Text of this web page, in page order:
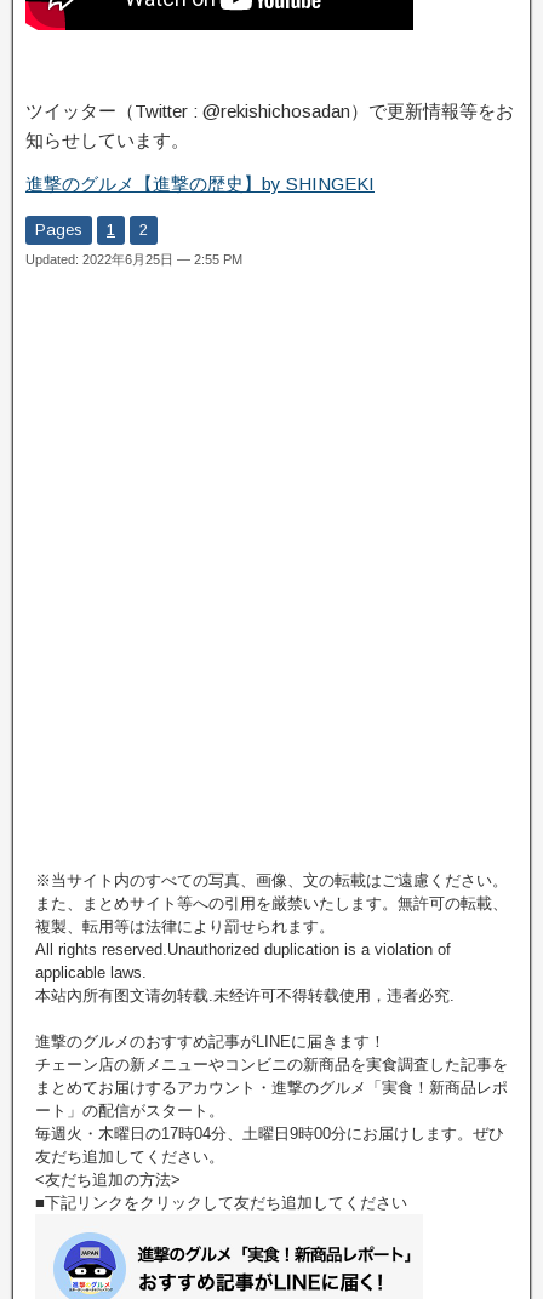
ツイッター（Twitter : @rekishichosadan）で更新情報等をお
知らせしています。
進撃のグルメ【進撃の歴史】by SHINGEKI
Pages 1 2
Updated: 2022年6月25日 — 2:55 PM
※当サイト内のすべての写真、画像、文の転載はご遠慮ください。
また、まとめサイト等への引用を厳禁いたします。無許可の転載、
複製、転用等は法律により罰せられます。
All rights reserved.Unauthorized duplication is a violation of
applicable laws.
本站內所有图文请勿转载.未经许可不得转载使用，违者必究.
進撃のグルメのおすすめ記事がLINEに届きます！
チェーン店の新メニューやコンビニの新商品を実食調査した記事を
まとめてお届けするアカウント・進撃のグルメ「実食！新商品レポ
ート」の配信がスタート。
毎週火・木曜日の17時04分、土曜日9時00分にお届けします。ぜひ
友だち追加してください。
<友だち追加の方法>
■下記リンクをクリックして友だち追加してください